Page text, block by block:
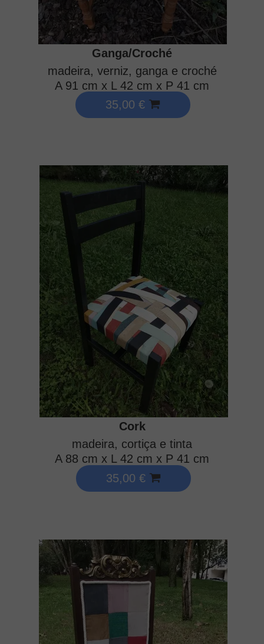
35,00 €
Cork
madeira, cortiça e tinta
A 88 cm x L 42 cm x P 41 cm
Ganga/Croché
madeira, verniz, ganga e croché
A 91 cm x L 42 cm x P 41 cm
35,00 €